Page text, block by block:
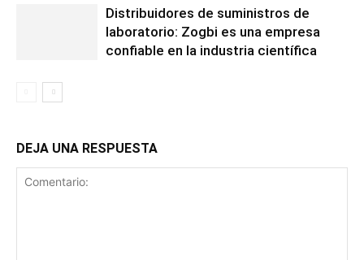
Distribuidores de suministros de
laboratorio: Zogbi es una empresa
confiable en la industria científica
DEJA UNA RESPUESTA